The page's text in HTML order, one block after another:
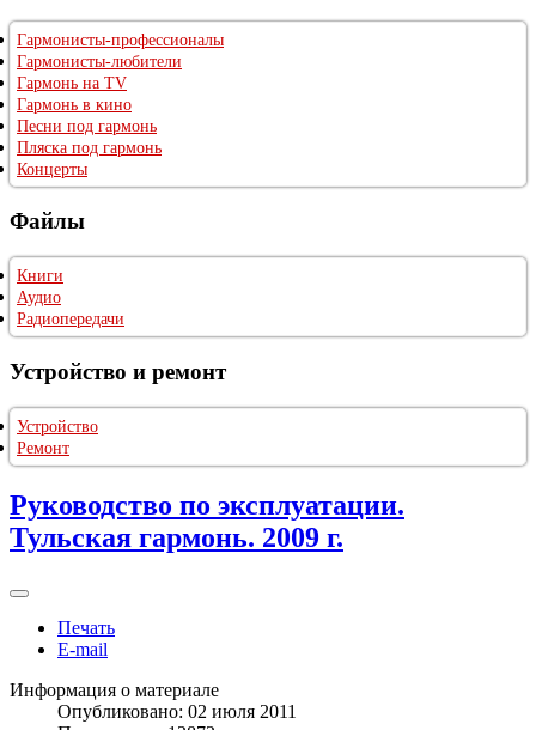
Гармонисты-профессионалы
Гармонисты-любители
Гармонь на TV
Гармонь в кино
Песни под гармонь
Пляска под гармонь
Концерты
Файлы
Книги
Аудио
Радиопередачи
Устройство и ремонт
Устройство
Ремонт
Руководство по эксплуатации.
Тульская гармонь. 2009 г.
Печать
E-mail
Информация о материале
Опубликовано: 02 июля 2011